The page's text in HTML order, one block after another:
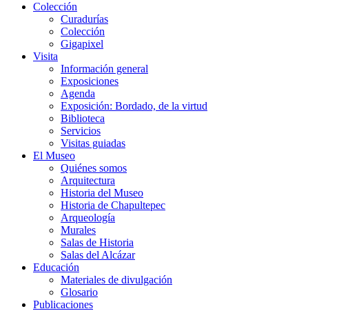
Colección
Curadurías
Colección
Gigapixel
Visita
Información general
Exposiciones
Agenda
Exposición: Bordado, de la virtud
Biblioteca
Servicios
Visitas guiadas
El Museo
Quiénes somos
Arquitectura
Historia del Museo
Historia de Chapultepec
Arqueología
Murales
Salas de Historia
Salas del Alcázar
Educación
Materiales de divulgación
Glosario
Publicaciones